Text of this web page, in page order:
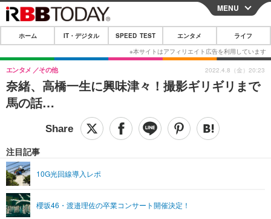
CLOSE
ホーム
IT・デジタル
IT・デジタルTOP スマートフォン
ショッピング その他
SPEED TEST
エンタメTOP 映画・ドラマ
グラビア
ライフTOP
リリース一覧
プッシュ通知の停止方法
MENU
ホーム IT・デジタル SPEED TEST エンタメ ライフ
奈緒、高橋一生に興味津々！撮影ギリギリまで
馬の話…
エンタメ その他
注目記事
10G光回線導入レポ
櫻坂46・渡邉理佐の卒業コンサート開催決定！
2022.4.8（金）20:23